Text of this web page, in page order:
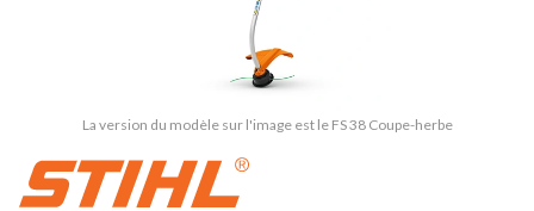
La version du modèle sur l'image est le FS 38 Coupe-herbe